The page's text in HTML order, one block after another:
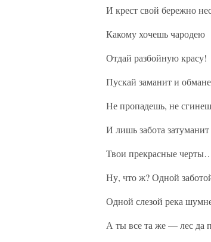
И крест свой бережно
Какому хочешь чародею
Отдай разбойную красу!
Пускай заманит и
Не пропадешь, не
И лишь забота затуманит
Твои прекрасные
Ну, что ж? Одной
Одной слезой река
А ты все та же — лес да